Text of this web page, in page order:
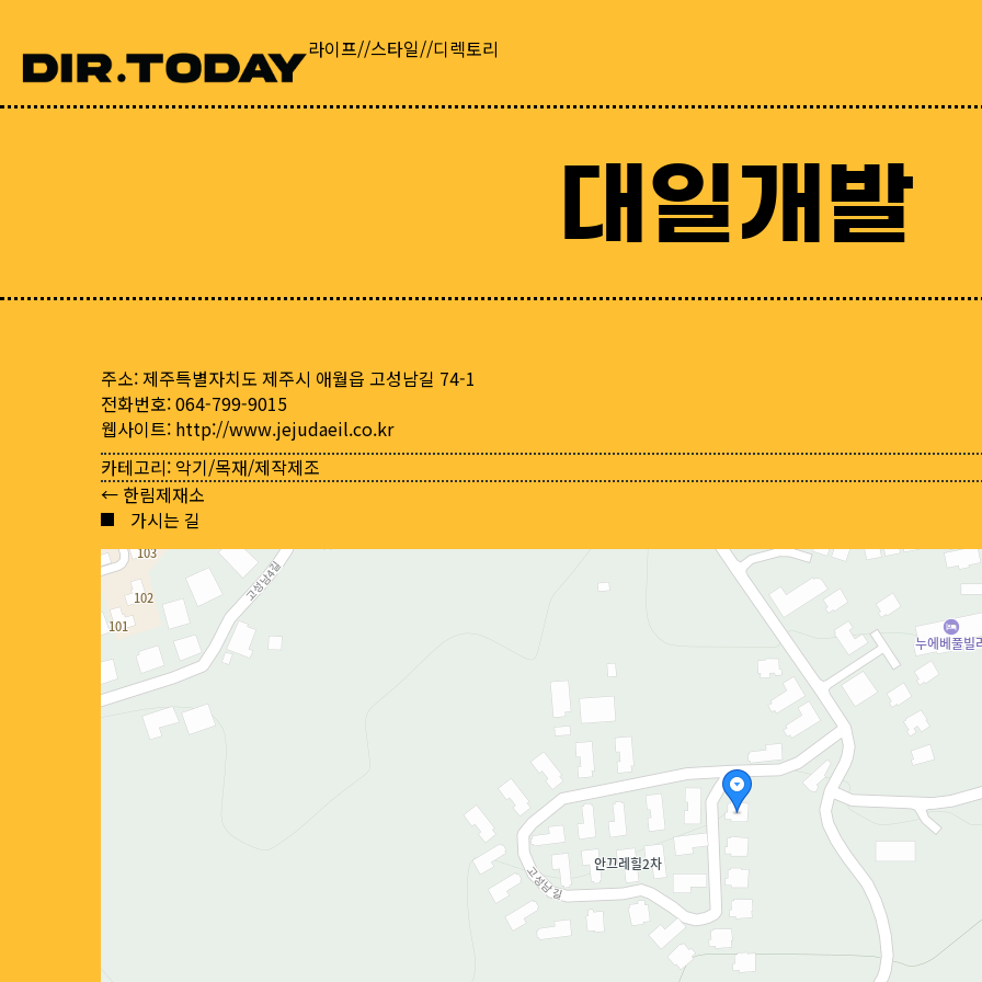
라이프//스타일//디렉토리
대일개발
주소: 제주특별자치도 제주시 애월읍 고성남길 74-1
전화번호: 064-799-9015
웹사이트: http://www.jejudaeil.co.kr
카테고리: 악기/목재/제작제조
Posts
navigation
← 한림제재소
가시는 길